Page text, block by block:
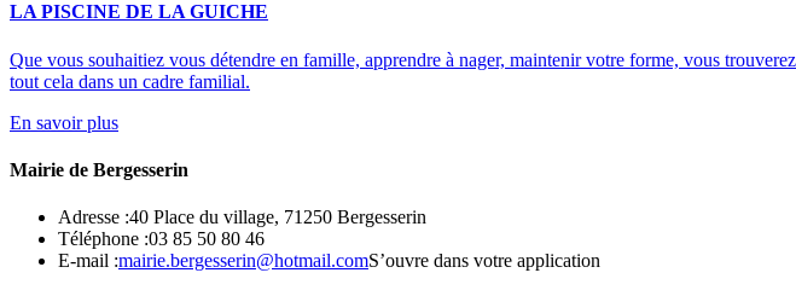
LA PISCINE DE LA GUICHE
Que vous souhaitiez vous détendre en famille, apprendre à nager, maintenir votre forme, vous
tout cela dans un cadre familial.
En savoir plus
Mairie de Bergesserin
Adresse :40 Place du village, 71250 Bergesserin
Téléphone :03 85 50 80 46
E-mail :mairie.bergesserin@hotmail.comS’ouvre dans votre application